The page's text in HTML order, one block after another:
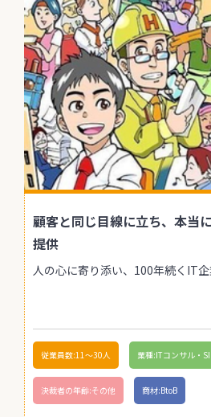
顧客と同じ目線に立ち、本当
提供
人の心に寄り添い、100年続くIT
従業員数:11〜30人 業種:ITコンサル・SI
決裁者の年齢:その他 商材:BtoB